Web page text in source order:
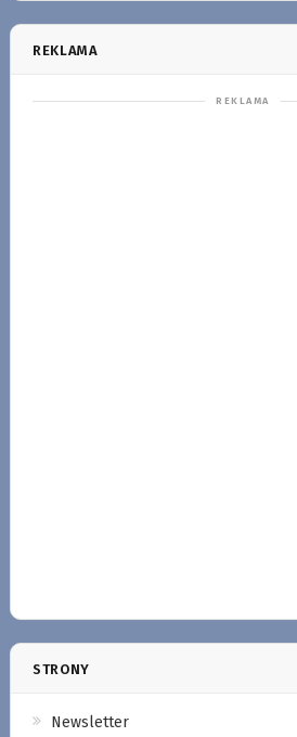
REKLAMA
STRONY
Newsletter